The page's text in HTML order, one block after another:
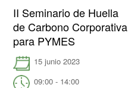
II Seminario de Huella
de Carbono Corporativa
para PYMES
15 junio 2023
09:00 - 14:00